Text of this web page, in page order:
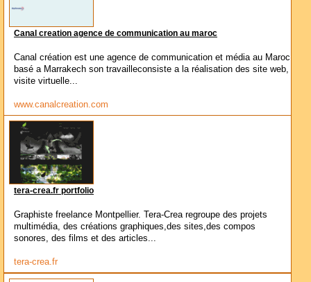
Canal creation agence de communication au maroc
Canal création est une agence de communication et média au Maroc
basé a Marrakech son travailleconsiste a la réalisation des site web,
visite virtuelle...
www.canalcreation.com
tera-crea.fr portfolio
Graphiste freelance Montpellier. Tera-Crea regroupe des projets
multimédia, des créations graphiques,des sites,des compos
sonores, des films et des articles...
tera-crea.fr